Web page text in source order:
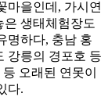
마을인데, 가시연
생태체험장도
명하다, 충남 홍
강릉의 경포호 등
오래된 연못이
다.